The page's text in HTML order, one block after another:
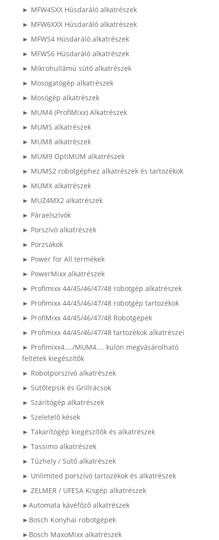
► MFW45XX Húsdaráló alkatrészek
► MFW6XXX Húsdaráló alkatrészek
► MFWS4 Húsdaráló alkatrészek
► MFWS6 Húsdaráló alkatrészek
► Mikrohullámú sütő alkatrészek
► Mosogatógép alkatrészek
► Mosógép alkatrészek
► MUM4 (ProfiMixx) Alkatrészek
► MUM5 alkatrészek
► MUM8 alkatrészek
► MUM9 OptiMUM alkatrészek
► MUMS2 robotgéphez alkatrészek és tartozékok
► MUMX alkatrészek
► MUZ4MX2 alkatrészek
► Páraelszívók
► Porszívó alkatrészek
► Porzsákok
► Power for All termékek
► PowerMixx alkatrészek
► Profimixx 44/45/46/47/48 robotgép alkatrészek
► Profimixx 44/45/46/47/48 robotgép tartozékok
► ProfiMixx 44/45/46/47/48 Robotgépek
► Profimixx 44/45/46/47/48 tartozékok alkatrészei
► Profimixx4..../MUM4.... külön megvásárolható
feltétek kiegészítők
► Robotporszívó alkatrészek
► Sütőtepsik és Grillrácsok
► Szárítógép alkatrészek
► Szeletelő kések
► Takarítógép kiegészítők és alkatrészek
► Tassimo alkatrészek
► Tűzhely / Sütő alkatrészek
► Unlimited porszívó tartozékok és alkatrészek
► ZELMER / UFESA Kisgép alkatrészek
►Automata kávéfőző alkatrészek
►Bosch Konyhai robotgépek
►Bosch MaxoMixx alkatrészek